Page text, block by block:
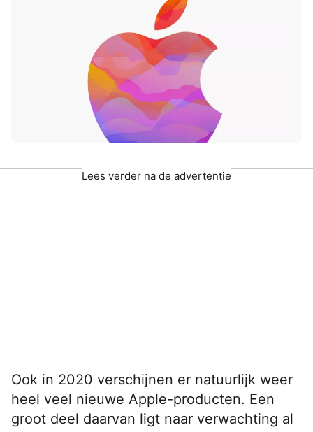
Lees verder na de advertentie
Ook in 2020 verschijnen er natuurlijk weer
heel veel nieuwe Apple-producten. Een
groot deel daarvan ligt naar verwachting al